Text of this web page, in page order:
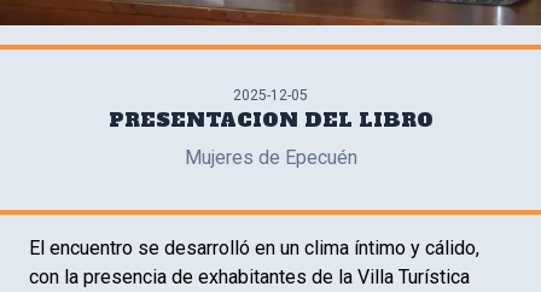
2025-12-05
PRESENTACION DEL LIBRO
Mujeres de Epecuén
El encuentro se desarrolló en un clima íntimo y cálido,
con la presencia de exhabitantes de la Villa Turística